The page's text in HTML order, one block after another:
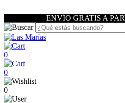
ENVÍO GRATIS A
0
0
0